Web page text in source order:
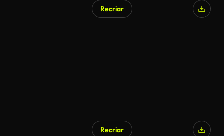
Recriar
Recriar